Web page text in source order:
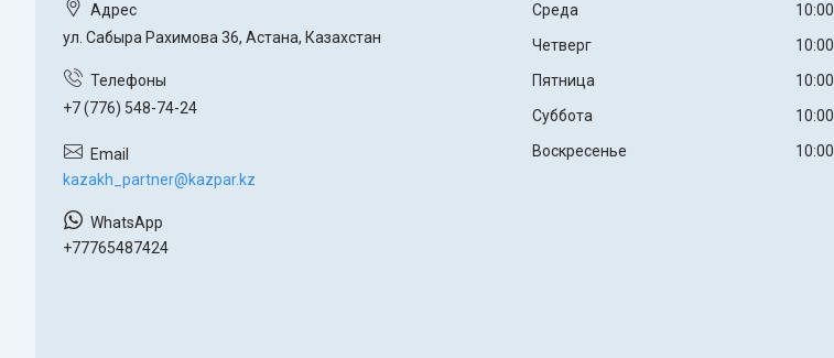
ул. Сабыра Рахимова 36, Астана, Казахстан
+7 (776) 548-74-24
kazakh_partner@kazpar.kz
+77765487424
Среда
10:00
Четверг
10:00
Пятница
10:00
Суббота
10:00
Воскресенье
10:00